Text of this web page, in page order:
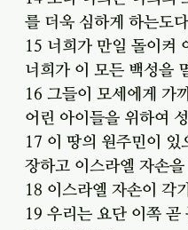
를 더욱 심하게 하는도다
15 너희가 만일 돌이켜
너희가 이 모든 백성을
16 그들이 모세에게 가
어린 아이들을 위하여
17 이 땅의 원주민이 있
장하고 이스라엘 자손
18 이스라엘 자손이 각
19 우리는 요단 이쪽 곧